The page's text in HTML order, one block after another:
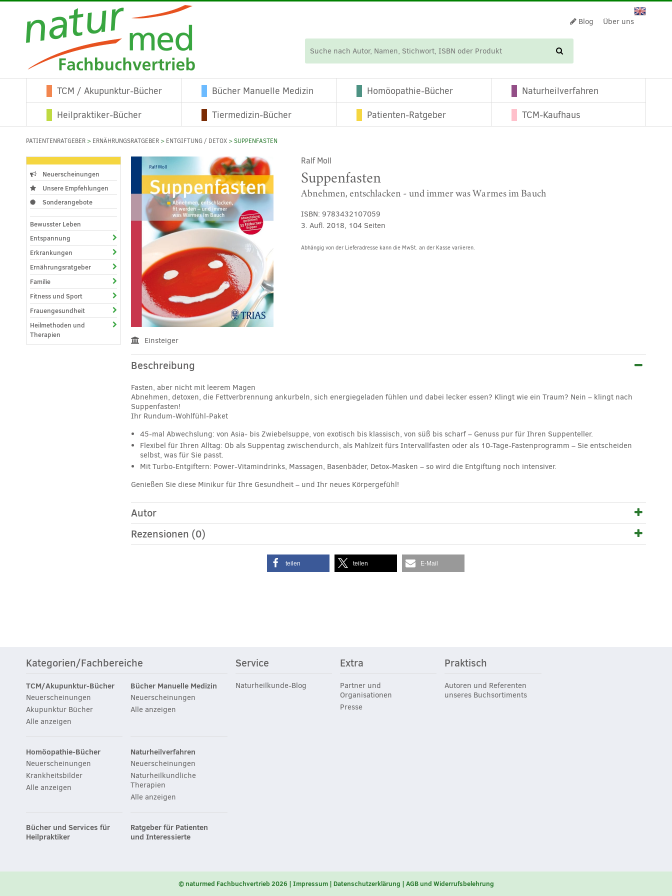
Blog Über uns
TCM / Akupunktur-Bücher Bücher Manuelle Medizin Homöopathie-Bücher
Naturheilverfahren
Heilpraktiker-Bücher
Tiermedizin-Bücher Patienten-Ratgeber TCM-Kaufhaus
PATIENTENRATGEBER > ERNÄHRUNGSRATGEBER > ENTGIFTUNG / DETOX > SUPPENFASTEN
Einsteiger
Ralf Moll
Suppenfasten
Abnehmen, entschlacken - und immer was Warmes im Bauch
ISBN: 9783432107059
3. Aufl. 2018, 104 Seiten
Abhängig von der Lieferadresse kann die MwSt. an der Kasse variieren.
Beschreibung
Fasten, aber nicht mit leerem Magen
Abnehmen, detoxen, die Fettverbrennung ankurbeln, sich energiegeladen fühlen und dabei lecker essen? Klingt wie ein Traum? Nein – klingt nach
Suppenfasten!
Ihr Rundum-Wohlfühl-Paket
45-mal Abwechslung: von Asia- bis Zwiebelsuppe, von exotisch bis klassisch, von süß bis scharf – Genuss pur für Ihren Suppenteller.
Flexibel für Ihren Alltag: Ob als Suppentag zwischendurch, als Mahlzeit fürs Intervallfasten oder als 10-Tage-Fastenprogramm – Sie entscheiden
selbst, was für Sie passt.
Mit Turbo-Entgiftern: Power-Vitamindrinks, Massagen, Basenbäder, Detox-Masken – so wird die Entgiftung noch intensiver.
Genießen Sie diese Minikur für Ihre Gesundheit – und Ihr neues Körpergefühl!
Autor
Rezensionen (0)
teilen teilen E-Mail
Neuerscheinungen
Unsere Empfehlungen
Sonderangebote
Bewusster Leben
Entspannung
Erkrankungen
Ernährungsratgeber
Familie
Fitness und Sport
Frauengesundheit
Heilmethoden und
Therapien
Kategorien/Fachbereiche
TCM/Akupunktur-Bücher
Neuerscheinungen
Akupunktur Bücher
Alle anzeigen
Bücher Manuelle Medizin
Neuerscheinungen
Alle anzeigen
Homöopathie-Bücher
Neuerscheinungen
Krankheitsbilder
Alle anzeigen
Naturheilverfahren
Neuerscheinungen
Naturheilkundliche
Therapien
Alle anzeigen
Bücher und Services für
Heilpraktiker
Ratgeber für Patienten
und Interessierte
Service
Naturheilkunde-Blog
Extra
Partner und
Organisationen
Presse
Praktisch
Autoren und Referenten
unseres Buchsortiments
© naturmed Fachbuchvertrieb 2026 Impressum Datenschutzerklärung AGB und Widerrufsbelehrung